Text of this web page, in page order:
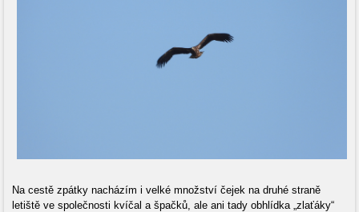
Na cestě zpátky nacházím i velké množství čejek na druhé straně
letiště ve společnosti kvíčal a špačků, ale ani tady obhlídka „zlaťáky“